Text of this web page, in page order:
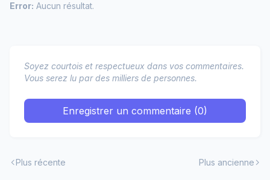
Error: Aucun résultat.
Soyez courtois et respectueux dans vos commentaires.
Vous serez lu par des milliers de personnes.
Enregistrer un commentaire (0)
Plus récente Plus ancienne